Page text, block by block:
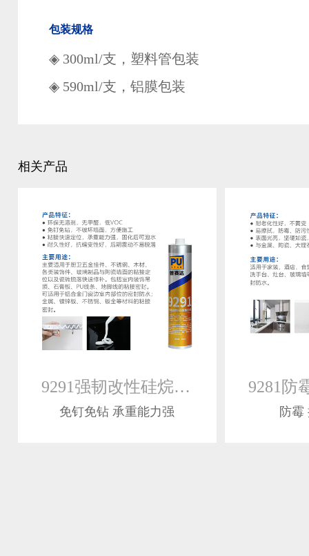
包装规格
◈ 300ml/支，塑料管包装
◈590ml/支，铝膜包装
相关产品
9291强韧改性硅烷免钉胶
免钉免钻 承重能力强 防霉